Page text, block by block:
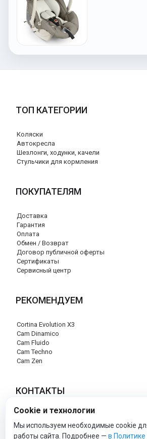
ТОП КАТЕГОРИИ
Коляски
Автокресла
Шезлонги, ходунки, качели
Стульчики для кормления
ПОКУПАТЕЛЯМ
Доставка
Гарантия
Оплата
Обмен / Возврат
Договор публичной оферты
Сертификаты
Сервисный центр
РЕКОМЕНДУЕМ
Cortina Evolution X3
Cam Dinamico
Cam Fluido
Cam Techno
Cam Zen
КОНТАКТЫ
+7 (495) 120-29-85
info@cam-official-store.ru
Cookie и технологии
Мы используем необходимые cookie
работы сайта. Подробнее — в Политике